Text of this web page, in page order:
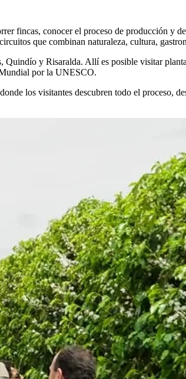
fincas, conocer el proceso de producción y
que combinan naturaleza, cultura,
Quindío y Risaralda. Allí es posible visitar
Mundial por la UNESCO.
los visitantes descubren todo el proceso,